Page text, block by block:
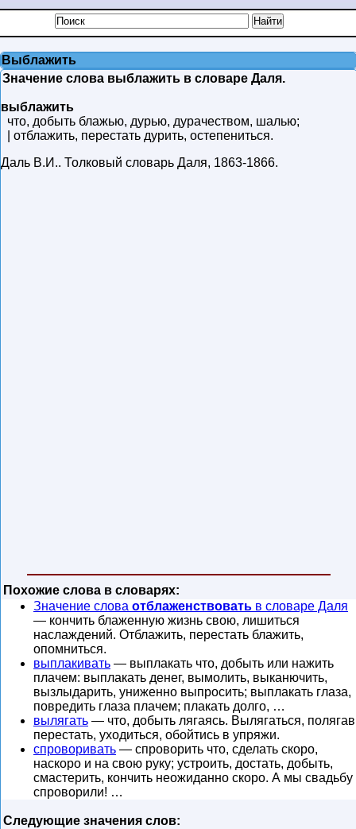
Выблажить
Значение слова выблажить в словаре Даля.
выблажить
что, добыть блажью, дурью, дурачеством, шалью;
| отблажить, перестать дурить, остепениться.
Даль В.И.. Толковый словарь Даля, 1863-1866.
Похожие слова в словарях:
Значение слова отблаженствовать в словаре Даля
— кончить блаженную жизнь свою, лишиться
наслаждений. Отблажить, перестать блажить,
опомниться.
выплакивать — выплакать что, добыть или нажить
плачем: выплакать денег, вымолить, выканючить,
вызлыдарить, униженно выпросить; выплакать глаза,
повредить глаза плачем; плакать долго, …
вылягать — что, добыть лягаясь. Вылягаться, полягав
перестать, уходиться, обойтись в упряжи.
спроворивать — спроворить что, сделать скоро,
наскоро и на свою руку; устроить, достать, добыть,
смастерить, кончить неожиданно скоро. А мы свадьбу
спроворили! …
Следующие значения слов: